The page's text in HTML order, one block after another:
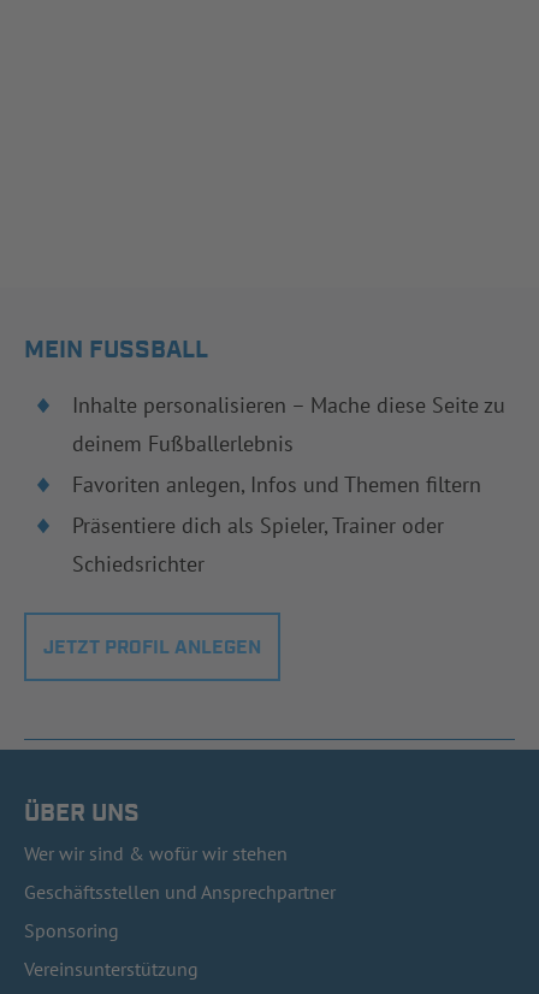
MEIN FUSSBALL
Inhalte personalisieren – Mache diese Seite zu
deinem Fußballerlebnis
Favoriten anlegen, Infos und Themen filtern
Präsentiere dich als Spieler, Trainer oder
Schiedsrichter
JETZT PROFIL ANLEGEN
ÜBER UNS
Wer wir sind & wofür wir stehen
Geschäftsstellen und Ansprechpartner
Sponsoring
Vereinsunterstützung